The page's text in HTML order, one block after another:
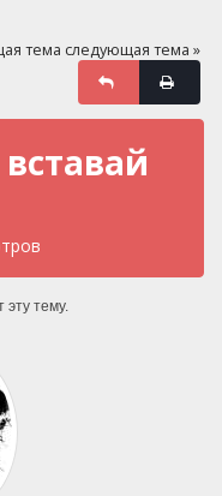
тема следующая тема »
эту тему.